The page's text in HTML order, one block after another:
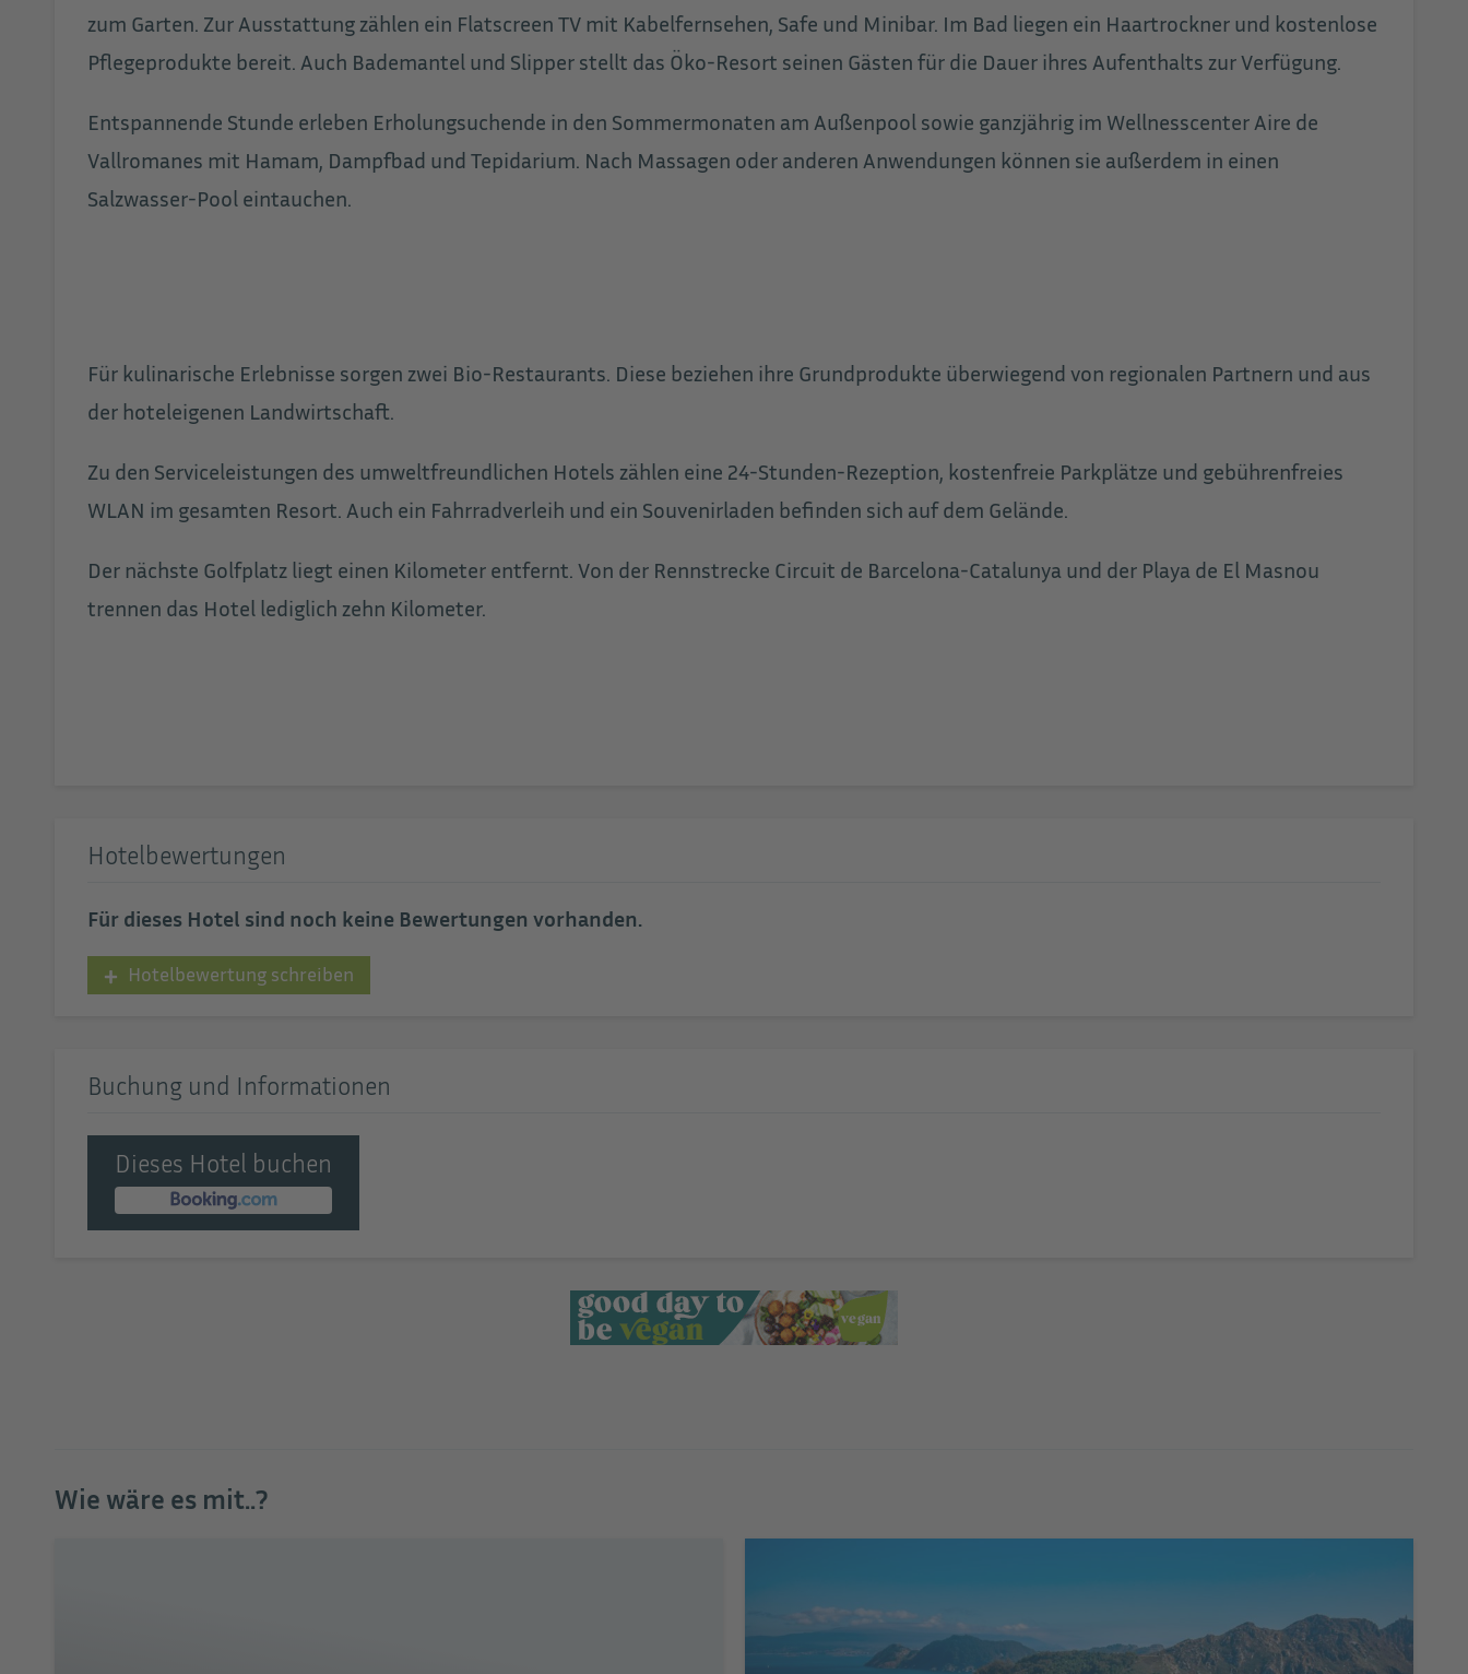
zum Garten. Zur Ausstattung zählen ein Flatscreen TV mit Kabelfernsehen, Safe und Minibar. Im Bad liegen ein Haartrockner und kostenlose
Pflegeprodukte bereit. Auch Bademantel und Slipper stellt das Öko-Resort seinen Gästen für die Dauer ihres Aufenthalts zur Verfügung.
Entspannende Stunde erleben Erholungsuchende in den Sommermonaten am Außenpool sowie ganzjährig im Wellnesscenter Aire de
Vallromanes mit Hamam, Dampfbad und Tepidarium. Nach Massagen oder anderen Anwendungen können sie außerdem in einen
Salzwasser-Pool eintauchen.
Für kulinarische Erlebnisse sorgen zwei Bio-Restaurants. Diese beziehen ihre Grundprodukte überwiegend von regionalen Partnern und aus
der hoteleigenen Landwirtschaft.
Zu den Serviceleistungen des umweltfreundlichen Hotels zählen eine 24-Stunden-Rezeption, kostenfreie Parkplätze und gebührenfreies
WLAN im gesamten Resort. Auch ein Fahrradverleih und ein Souvenirladen befinden sich auf dem Gelände.
Der nächste Golfplatz liegt einen Kilometer entfernt. Von der Rennstrecke Circuit de Barcelona-Catalunya und der Playa de El Masnou
trennen das Hotel lediglich zehn Kilometer.
Hotelbewertungen
Für dieses Hotel sind noch keine Bewertungen vorhanden.
Hotelbewertung schreiben
Buchung und Informationen
Dieses Hotel buchen
Wie wäre es mit..?